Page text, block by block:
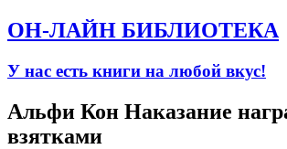
ОН-ЛАЙН БИБЛИОТЕКА
У нас есть книги на любой вкус!
Альфи Кон Наказание
взятками